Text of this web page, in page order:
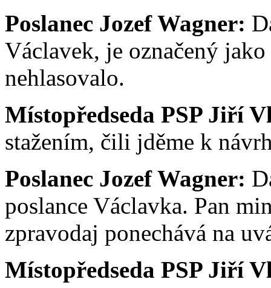
Poslanec Jozef Wagner:
Václavek, je označený
nehlasovalo.
Místopředseda PSP Jiří
stažením, čili jděme k
Poslanec Jozef Wagner:
poslance Václavka. Pan
zpravodaj ponechává na
Místopředseda PSP Jiří